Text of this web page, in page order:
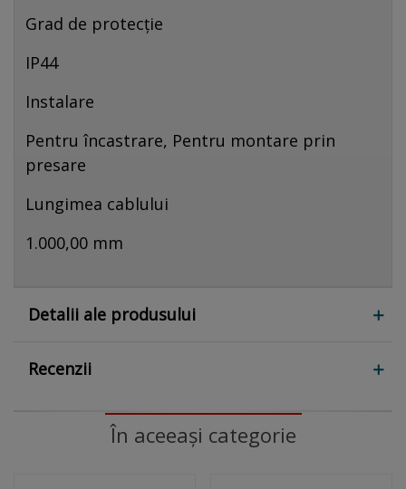
Grad de protecție
IP44
Instalare
Pentru încastrare, Pentru montare prin
presare
Lungimea cablului
1.000,00 mm
Detalii ale produsului
Recenzii
În aceeași categorie